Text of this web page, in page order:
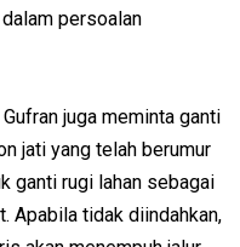
persoalan
juga meminta ganti
jati yang telah berumur
ganti rugi lahan sebagai
Apabila tidak diindahkan,